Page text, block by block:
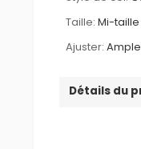
Taille: Mi-taille
Ajuster: Ample
Détails du